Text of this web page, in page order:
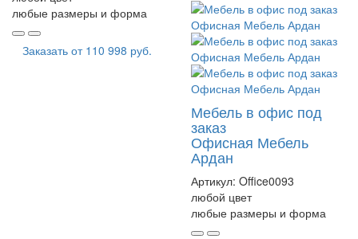
любые размеры и форма
Заказать от 110 998 руб.
Мебель в офис под
заказ
Офисная Мебель
Ардан
Артикул: Office0093
любой цвет
любые размеры и форма